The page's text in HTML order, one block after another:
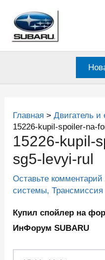
содержимому
Главная
Двигатель и
15226-kupil-spoiler-na-
15226-kupil-
sg5-levyi-rul
Оставьте комментарий
системы,Трансмиссия
Купил спойлер на
ИнФорум SUBARU